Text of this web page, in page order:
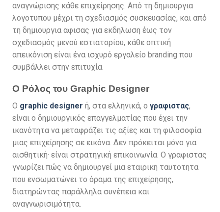
αναγνώρισης κάθε επιχείρησης. Από τη δημιουργια
λογοτυπου μέχρι τη σχεδιασμός συσκευασίας, και από
τη δημιουργια αφισας για εκδηλωση έως τον
σχεδιασμός μενού εστιατορίου, κάθε οπτική
απεικόνιση είναι ένα ισχυρό εργαλείο branding που
συμβάλλει στην επιτυχία.
Ο Ρόλος του Graphic Designer
Ο graphic designer ή, στα ελληνικά, ο γραφιστας,
είναι ο δημιουργικός επαγγελματίας που έχει την
ικανότητα να μεταφράζει τις αξίες και τη φιλοσοφία
μιας επιχείρησης σε εικόνα. Δεν πρόκειται μόνο για
αισθητική· είναι στρατηγική επικοινωνία. Ο γραφιστας
γνωρίζει πώς να δημιουργεί μια εταιρικη ταυτοτητα
που ενσωματώνει το όραμα της επιχείρησης,
διατηρώντας παράλληλα συνέπεια και
αναγνωρισιμότητα.